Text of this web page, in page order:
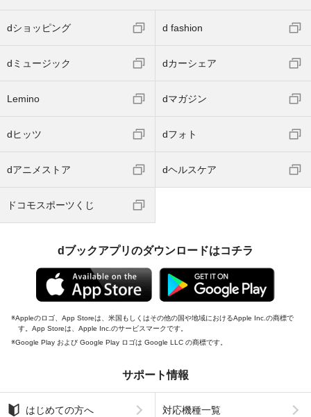
dショッピング d fashion
dミュージック dカーシェア
Lemino dマガジン
dヒッツ dフォト
dアニメストア dヘルスケア
ドコモスポーツくじ
dブックアプリのダウンロードはコチラ
Appleのロゴ、App Storeは、米国もしくはその他の国や地域におけるApple Inc.の商標で
す。App Storeは、Apple Inc.のサービスマークです。
Google Play および Google Play ロゴは Google LLC の商標です。
サポート情報
はじめての方へ 対応機種一覧